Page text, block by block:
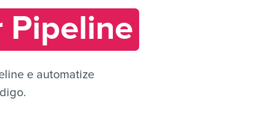
Pipeline
e automatize